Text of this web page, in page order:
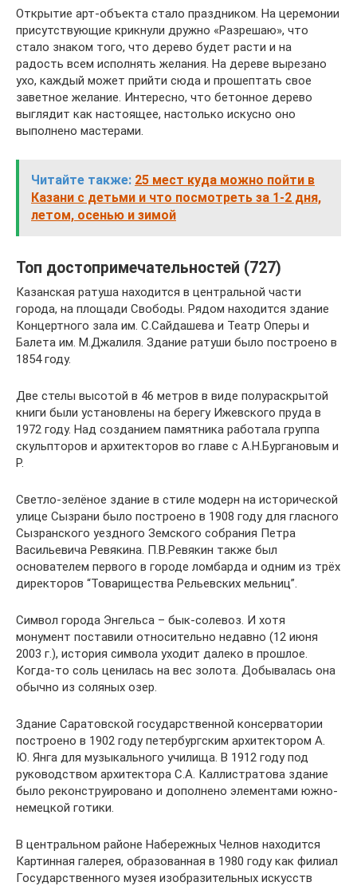
Открытие арт-объекта стало праздником. На церемонии
присутствующие крикнули дружно «Разрешаю», что
стало знаком того, что дерево будет расти и на
радость всем исполнять желания. На дереве вырезано
ухо, каждый может прийти сюда и прошептать свое
заветное желание. Интересно, что бетонное дерево
выглядит как настоящее, настолько искусно оно
выполнено мастерами.
Читайте также: 25 мест куда можно пойти в
Казани с детьми и что посмотреть за 1-2 дня,
летом, осенью и зимой
Топ достопримечательностей (727)
Казанская ратуша находится в центральной части
города, на площади Свободы. Рядом находится здание
Концертного зала им. С.Сайдашева и Театр Оперы и
Балета им. М.Джалиля. Здание ратуши было построено в
1854 году.
Две стелы высотой в 46 метров в виде полураскрытой
книги были установлены на берегу Ижевского пруда в
1972 году. Над созданием памятника работала группа
скульпторов и архитекторов во главе с А.Н.Бургановым и
Р.
Светло-зелёное здание в стиле модерн на исторической
улице Сызрани было построено в 1908 году для гласного
Сызранского уездного Земского собрания Петра
Васильевича Ревякина. П.В.Ревякин также был
основателем первого в городе ломбарда и одним из трёх
директоров “Товарищества Рельевских мельниц”.
Символ города Энгельса – бык-солевоз. И хотя
монумент поставили относительно недавно (12 июня
2003 г.), история символа уходит далеко в прошлое.
Когда-то соль ценилась на вес золота. Добывалась она
обычно из соляных озер.
Здание Саратовской государственной консерватории
построено в 1902 году петербургским архитектором А.
Ю. Янга для музыкального училища. В 1912 году под
руководством архитектора С.А. Каллистратова здание
было реконструировано и дополнено элементами южно-
немецкой готики.
В центральном районе Набережных Челнов находится
Картинная галерея, образованная в 1980 году как филиал
Государственного музея изобразительных искусств